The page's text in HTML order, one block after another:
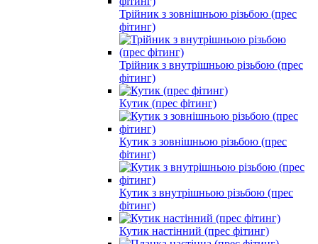
Трійник з зовнішньою різьбою (прес
фітинг)
Трійник з внутрішньою різьбою (прес
фітинг)
Кутик (прес фітинг)
Кутик з зовнішньою різьбою (прес
фітинг)
Кутик з внутрішньою різьбою (прес
фітинг)
Кутик настінний (прес фітинг)